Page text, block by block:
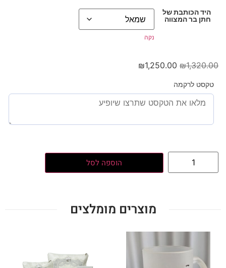
היד הכותבת של
חתן בר המצווה
נקה
₪1,320.00
₪1,250.00
טקסט לרקמה
הוספה לסל
מוצרים מומלצים